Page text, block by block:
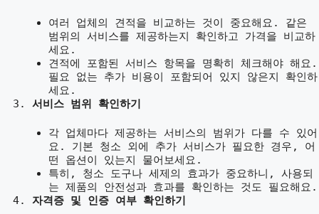
여러 업체의 견적을 비교하는 것이 중요해요. 같은
범위의 서비스를 제공하는지 확인하고 가격을 비교하
세요.
견적에 포함된 서비스 항목을 명확히 체크해야 해요.
필요 없는 추가 비용이 포함되어 있지 않은지 확인하
세요.
서비스 범위 확인하기
각 업체마다 제공하는 서비스의 범위가 다를 수 있어
요. 기본 청소 외에 추가 서비스가 필요한 경우, 어
떤 옵션이 있는지 물어보세요.
특히, 청소 도구나 세제의 효과가 중요하니, 사용되
는 제품의 안전성과 효과를 확인하는 것도 필요해요.
자격증 및 인증 여부 확인하기